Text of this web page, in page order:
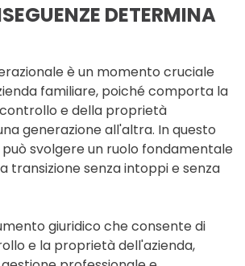
DETERMINA
è un momento cruciale
familiare, poiché comporta la
e della proprietà
generazione all'altra. In questo
svolgere un ruolo fondamentale
transizione senza intoppi e senza
giuridico che consente di
e la proprietà dell'azienda,